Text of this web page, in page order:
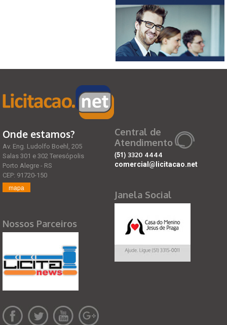
Onde estamos?
Av. Eng. Ludolfo Boehl, 205
Salas 301 e 302 Teresópolis
Porto Alegre - RS
CEP: 91720-150
mapa
Nossos Parceiros
Central de
Atendimento
(51) 3320 4444
comercial@licitacao.net
Janela Social